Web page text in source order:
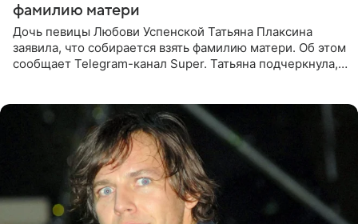
фамилию матери
Дочь певицы Любови Успенской Татьяна Плаксина
заявила, что собирается взять фамилию матери. Об этом
сообщает Telegram-канал Super. Татьяна подчеркнула,